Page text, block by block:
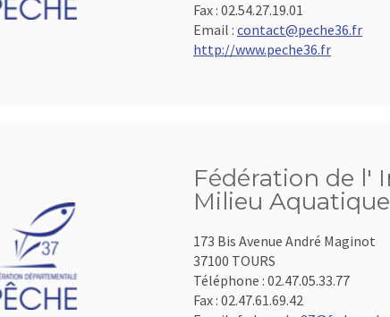
Fax : 02.54.27.19.01
Email : contact@peche36.fr
http://www.peche36.fr
Fédération de l'
Milieu Aquatique
173 Bis Avenue André Maginot
37100 TOURS
Téléphone : 02.47.05.33.77
Fax : 02.47.61.69.42